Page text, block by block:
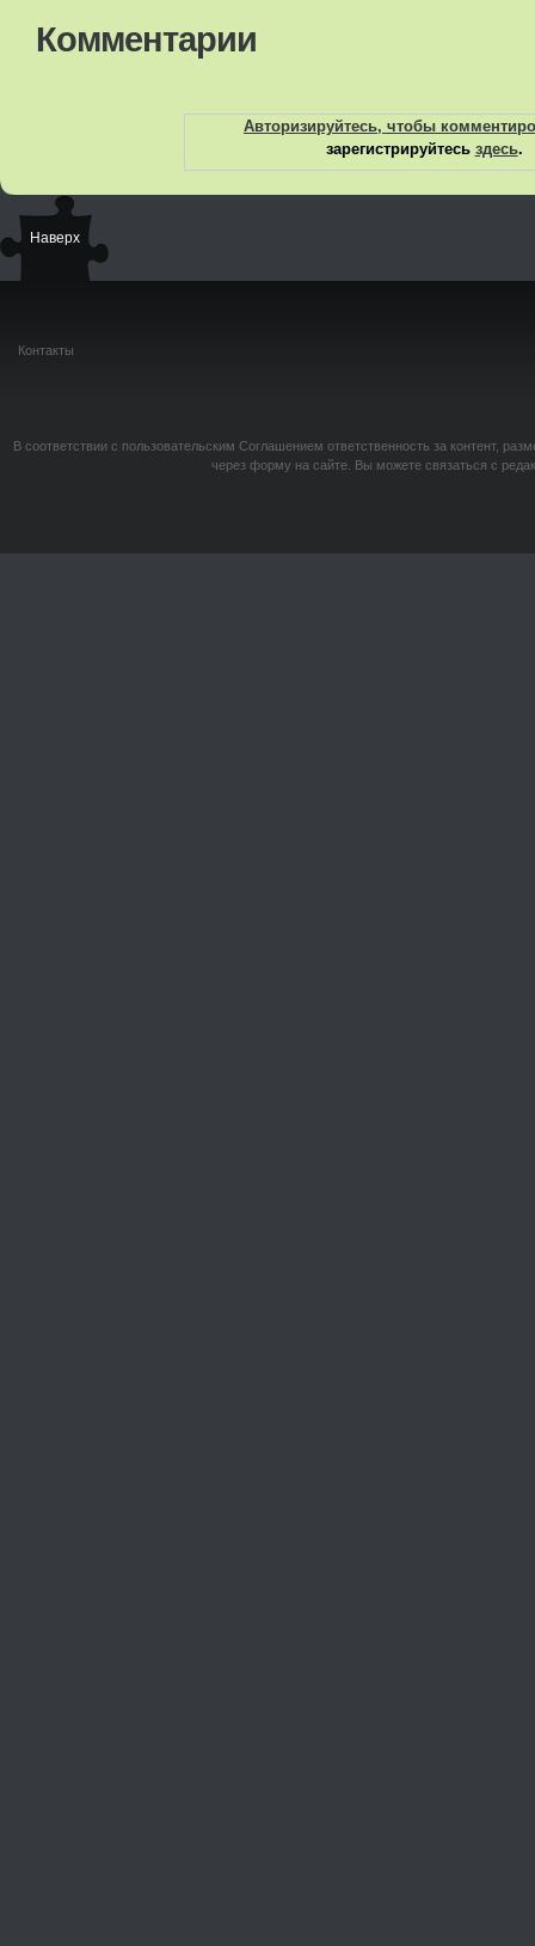
Комментарии
Авторизируйтесь, чтобы
зарегистрируйтесь здесь.
Наверх
Контакты
В соответствии с пользовательским Соглашением ответственность за контент,
через форму на сайте. Вы можете связаться с